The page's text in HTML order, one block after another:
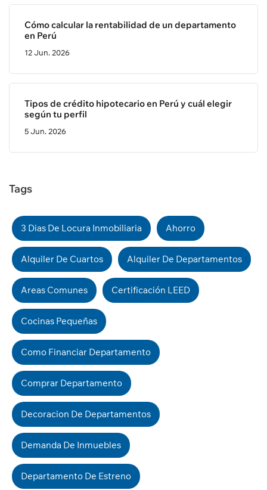
Cómo calcular la rentabilidad de un departamento
en Perú
12 Jun. 2026
Tipos de crédito hipotecario en Perú y cuál elegir
según tu perfil
5 Jun. 2026
Tags
3 Dias De Locura Inmobiliaria Ahorro
Alquiler De Cuartos Alquiler De Departamentos
Areas Comunes Certificación LEED
Cocinas Pequeñas
Como Financiar Departamento
Comprar Departamento
Decoracion De Departamentos
Demanda De Inmuebles
Departamento De Estreno